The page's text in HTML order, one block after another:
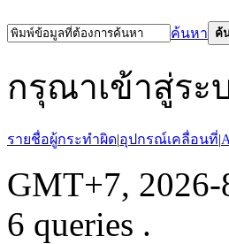
ค้นหา ค้
กรุณาเข้าสู่ระ
รายชื่อผู้กระทำผิด|อุปกรณ์เคลื่อนที่|
GMT+7, 2026-
6 queries .